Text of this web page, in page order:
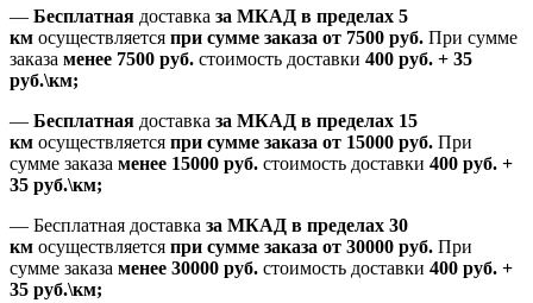
— Бесплатная доставка за МКАД в пределах 5
км осуществляется при сумме заказа от 7500 руб. При сумме
заказа менее 7500 руб. стоимость доставки 400 руб. + 35
руб.\км;
— Бесплатная доставка за МКАД в пределах 15
км осуществляется при сумме заказа от 15000 руб. При
сумме заказа менее 15000 руб. стоимость доставки 400 руб. +
35 руб.\км;
— Бесплатная доставка за МКАД в пределах 30
км осуществляется при сумме заказа от 30000 руб. При
сумме заказа менее 30000 руб. стоимость доставки 400 руб. +
35 руб.\км;